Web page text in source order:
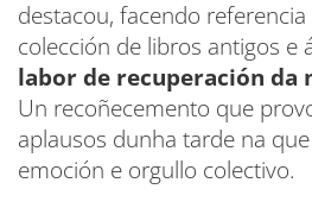
destacou, facendo
colección de libros antigos e
labor de recuperación da
Un recoñecemento que
aplausos dunha tarde na
emoción e orgullo colectivo.